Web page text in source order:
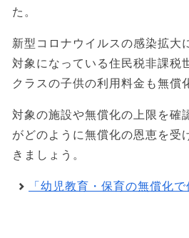
た。
新型コロナウイルスの感染拡大
対象になっている住民税非課税
クラスの子供の利用料金も無償
対象の施設や無償化の上限を確
がどのように無償化の恩恵を受
きましょう。
「幼児教育・保育の無償化